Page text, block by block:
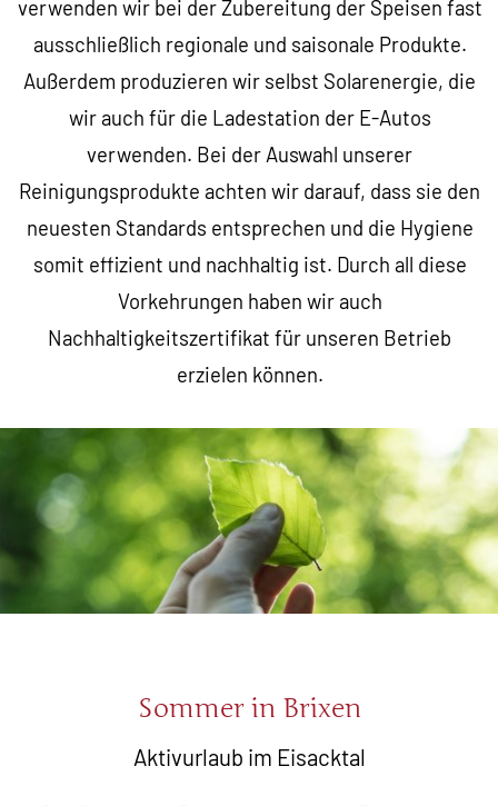
verwenden wir bei der Zubereitung der Speisen fast
ausschließlich regionale und saisonale Produkte.
Außerdem produzieren wir selbst Solarenergie, die
wir auch für die Ladestation der E-Autos
verwenden. Bei der Auswahl unserer
Reinigungsprodukte achten wir darauf, dass sie den
neuesten Standards entsprechen und die Hygiene
somit effizient und nachhaltig ist. Durch all diese
Vorkehrungen haben wir auch
Nachhaltigkeitszertifikat für unseren Betrieb
erzielen können.
Sommer in Brixen
Aktivurlaub im Eisacktal